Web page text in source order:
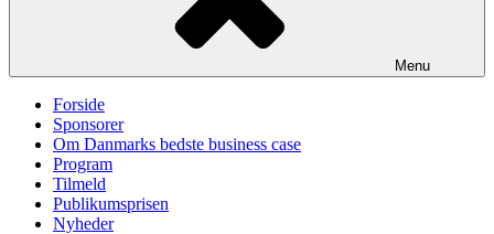
Menu
Forside
Sponsorer
Om Danmarks bedste business case
Program
Tilmeld
Publikumsprisen
Nyheder